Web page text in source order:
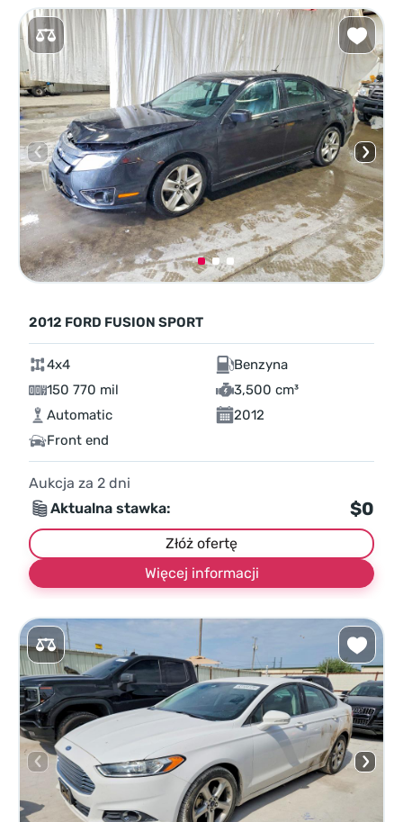
2012 FORD FUSION SPORT
4x4
Benzyna
150 770 mil
3,500 cm³
Automatic
2012
Front end
Aukcja za 2 dni
Aktualna stawka:
$0
Złóż ofertę
Więcej informacji